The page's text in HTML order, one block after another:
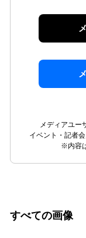
メディアユー
イベント・記者
※内容
すべての画像